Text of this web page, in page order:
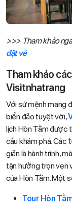
>>> Tham khảo
đặt vé
Tham khảo
Visitnhatrang
Với sứ mệnh mang
biển đảo tuyệt vời,
lịch Hòn Tằm được
cầu khám phá. Các
giản là hành trình,
tận hưởng trọn vẹn
của Hòn Tằm. Một
Tour Hòn